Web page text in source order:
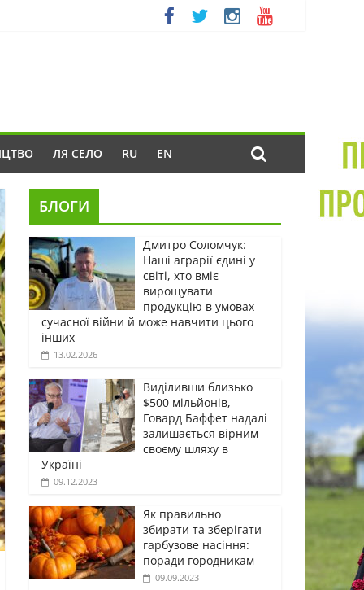
ЛЯ СЕЛО RU EN
БЛОГИ
Дмитро Соломчук:
Наші аграрії єдині у
світі, хто вміє
вирощувати
продукцію в умовах
сучасної війни й може навчити цього
інших
13.02.2026
Виділивши близько
$500 мільйонів,
Говард Баффет надалі
залишається вірним
своєму шляху в
Україні
09.12.2023
Як правильно
збирати та зберігати
гарбузове насіння:
поради городникам
09.09.2023